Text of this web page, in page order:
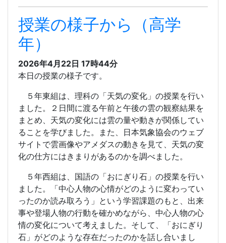
授業の様子から（高学
年）
2026年4月22日 17時44分
本日の授業の様子です。
５年東組は、理科の「天気の変化」の授業を行い
ました。２日間に渡る午前と午後の雲の観察結果を
まとめ、天気の変化には雲の量や動きが関係してい
ることを学びました。また、日本気象協会のウェブ
サイトで雲画像やアメダスの動きを見て、天気の変
化の仕方にはきまりがあるのかを調べました。
５年西組は、国語の「おにぎり石」の授業を行い
ました。「中心人物の心情がどのように変わってい
ったのか読み取ろう」という学習課題のもと、出来
事や登場人物の行動を確かめながら、中心人物の心
情の変化について考えました。そして、「おにぎり
石」がどのような存在だったのかを話し合いまし